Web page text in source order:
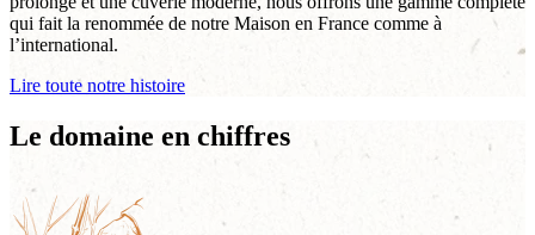
qui fait la renommée de notre Maison en France comme à
l’international.
Lire toute notre histoire
Le domaine en chiffres